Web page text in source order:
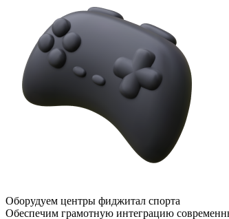
Оборудуем центры фиджитал спорта
Обеспечим грамотную интеграцию